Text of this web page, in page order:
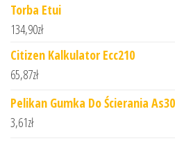
Torba Etui
134,90zł
Citizen Kalkulator Ecc210
65,87zł
Pelikan Gumka Do Ścierania
3,61zł